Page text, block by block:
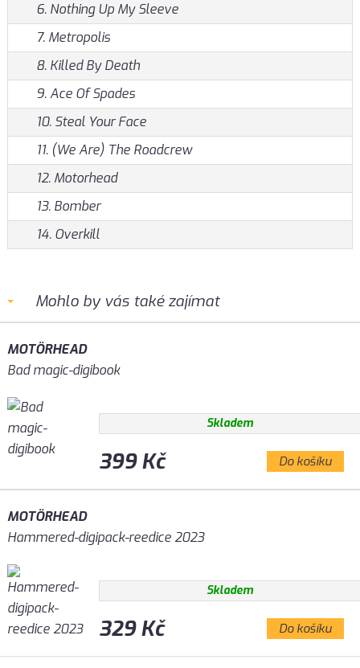
6. Nothing Up My Sleeve
7. Metropolis
8. Killed By Death
9. Ace Of Spades
10. Steal Your Face
11. (We Are) The Roadcrew
12. Motorhead
13. Bomber
14. Overkill
Mohlo by vás také zajímat
MOTÖRHEAD
Bad magic-digibook
Skladem
399 Kč Do košíku
MOTÖRHEAD
Hammered-digipack-reedice 2023
Skladem
329 Kč Do košíku